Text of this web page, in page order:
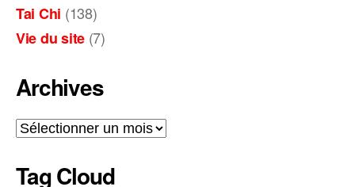
Tai Chi (138)
Vie du site (7)
Archives
Archives
Tag Cloud